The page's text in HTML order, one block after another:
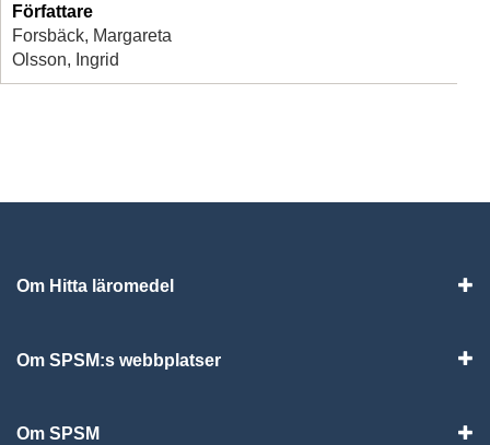
Författare
Forsbäck, Margareta
Olsson, Ingrid
Om Hitta läromedel
Om SPSM:s webbplatser
Om SPSM